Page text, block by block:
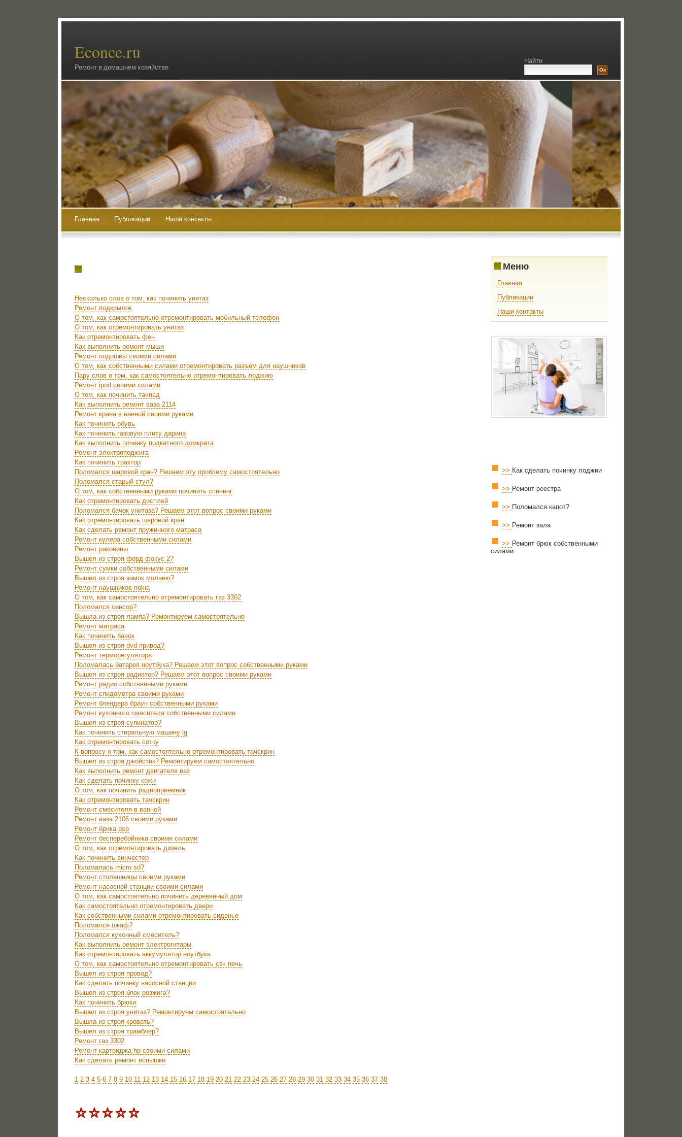
Econce.ru
Ремонт в домашнем хозяйстве
Найти
Главная Публикации Наши контакты
Несколько слов о том, как починить унитаз
Ремонт подкрылок
О том, как самостоятельно отремонтировать мобильный телефон
О том, как отремонтировать унитаз
Как отремонтировать фен
Как выполнить ремонт мыши
Ремонт подошвы своими силами
О том, как собственными силами отремонтировать разъем для наушников
Пару слов о том, как самостоятельно отремонтировать лоджию
Ремонт ipod своими силами
О том, как починить тачпад
Как выполнить ремонт ваза 2114
Ремонт крана в ванной своими руками
Как починить обувь
Как починить газовую плиту дарина
Как выполнить починку подкатного домкрата
Ремонт электроподжига
Как починить трактор
Поломался шаровой кран? Решаем эту проблему самостоятельно
Поломался старый стул?
О том, как собственными руками починить спининг
Как отремонтировать дисплей
Поломался бачок унитаза? Решаем этот вопрос своими руками
Как отремонтировать шаровой кран
Как сделать ремонт пружинного матраса
Ремонт кулера собственными силами
Ремонт раковины
Вышел из строя форд фокус 2?
Ремонт сумки собственными силами
Вышел из строя замок молнию?
Ремонт наушников nokia
О том, как самостоятельно отремонтировать газ 3302
Поломался сенсор?
Вышла из строя лампа? Ремонтируем самостоятельно
Ремонт матраса
Как починить бачок
Вышел из строя dvd привод?
Ремонт терморегулятора
Поломалась батарея ноутбука? Решаем этот вопрос собственными руками
Вышел из строя радиатор? Решаем этот вопрос своими руками
Ремонт радио собственными руками
Ремонт спидометра своими руками
Ремонт блендера браун собственными руками
Ремонт кухонного смесителя собственными силами
Вышел из строя супинатор?
Как починить стиральную машину lg
Как отремонтировать сотку
К вопросу о том, как самостоятельно отремонтировать тачскрин
Вышел из строя джойстик? Ремонтируем самостоятельно
Как выполнить ремонт двигателя ваз
Как сделать починку кожи
О том, как починить радиоприемник
Как отремонтировать тачскрин
Ремонт смесителя в ванной
Ремонт ваза 2106 своими руками
Ремонт брика psp
Ремонт бесперебойника своими силами
О том, как отремонтировать дизель
Как починить винчестер
Поломалась micro sd?
Ремонт столешницы своими руками
Ремонт насосной станции своими силами
О том, как самостоятельно починить деревянный дом
Как самостоятельно отремонтировать двери
Как собственными силами отремонтировать сиденье
Поломался шкаф?
Поломался кухонный смеситель?
Как выполнить ремонт электрогитары
Как отремонтировать аккумулятор ноутбука
О том, как самостоятельно отремонтировать свч печь
Вышел из строя провод?
Как сделать починку насосной станции
Вышел из строя блок розжига?
Как починить брюки
Вышел из строя унитаз? Ремонтируем самостоятельно
Вышла из строя кровать?
Вышел из строя трамблер?
Ремонт газ 3302
Ремонт картриджа hp своими силами
Как сделать ремонт вспышки
1 2 3 4 5 6 7 8 9 10 11 12 13 14 15 16 17 18 19 20 21 22 23 24 25 26 27 28 29 30 31 32 33 34 35 36 37 38
Меню
Главная
Публикации
Наши контакты
>> Как сделать починку лоджии
>> Ремонт реестра
>> Поломался капот?
>> Ремонт зала
>> Ремонт брюк собственными
силами